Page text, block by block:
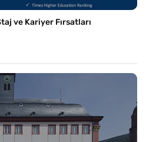
ve Kariyer Fırsatları